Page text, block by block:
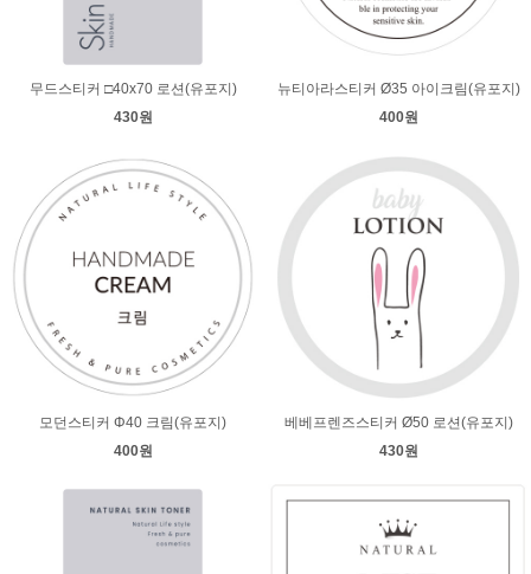
무드스티커 □40x70 로션(유포지)
430원
뉴티아라스티커 Ø35 아이크림(유포지)
400원
모던스티커 Φ40 크림(유포지)
400원
베베프렌즈스티커 Ø50 로션(유포지)
430원